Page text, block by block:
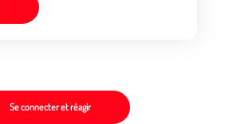
Se connecter et réagir